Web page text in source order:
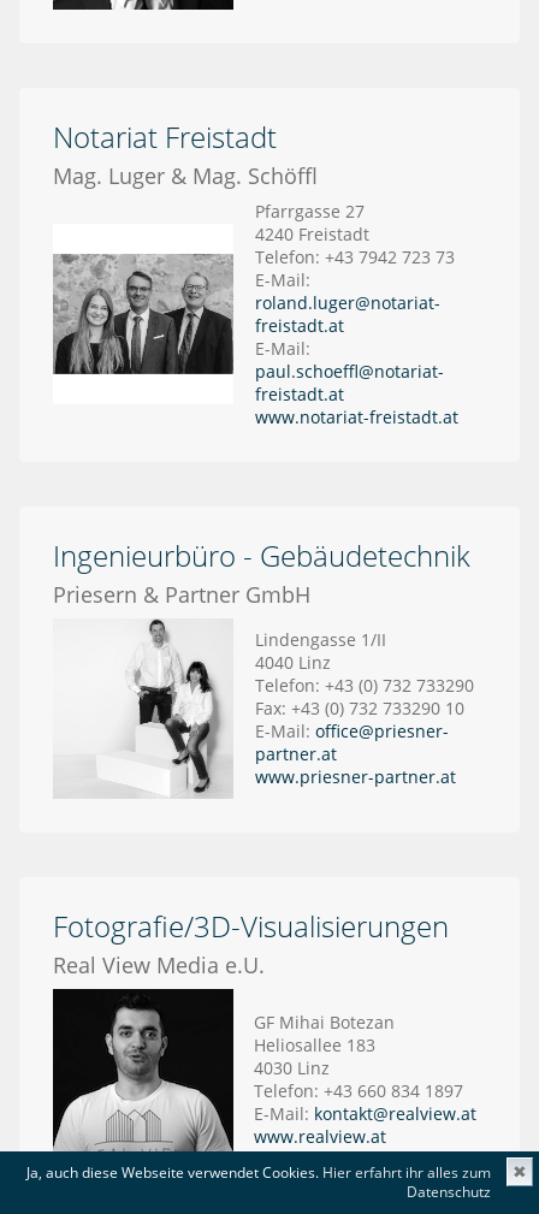
Ja, auch diese Webseite verwendet Cookies. Hier erfahrt ihr alles zum
Datenschutz
✖
Notariat Freistadt
Mag. Luger & Mag. Schöffl
Pfarrgasse 27
4240 Freistadt
Telefon: +43 7942 723 73
E-Mail:
roland.luger@notariat-
freistadt.at
E-Mail:
paul.schoeffl@notariat-
freistadt.at
www.notariat-freistadt.at
Ingenieurbüro - Gebäudetechnik
Priesern & Partner GmbH
Lindengasse 1/II
4040 Linz
Telefon: +43 (0) 732 733290
Fax: +43 (0) 732 733290 10
E-Mail: office@priesner-
partner.at
www.priesner-partner.at
Fotografie/3D-Visualisierungen
Real View Media e.U.
GF Mihai Botezan
Heliosallee 183
4030 Linz
Telefon: +43 660 834 1897
E-Mail: kontakt@realview.at
www.realview.at